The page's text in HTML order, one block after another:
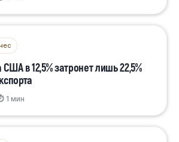
в 12,5% затронет лишь 22,5%
1 мин